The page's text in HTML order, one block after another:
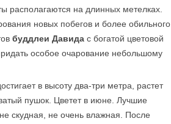
располагаются на длинных метелках.
новых побегов и более обильного
буддлеи Давида с богатой цветовой
особое очарование небольшому
в высоту два-три метра, растет
пушок. Цветет в июне. Лучшие
скудная, не очень влажная. После